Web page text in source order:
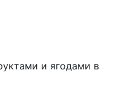
и ягодами в